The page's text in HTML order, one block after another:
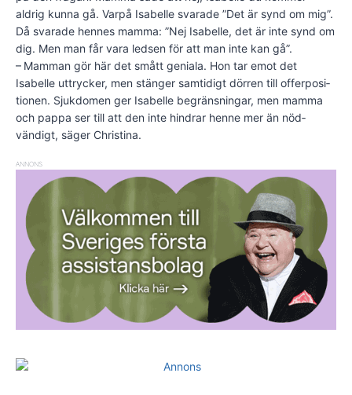
aldrig kunna gå. Varpå Isabelle svarade ”Det är synd om mig”.
Då svarade hennes mamma: ”Nej Isabelle, det är inte synd om
dig. Men man får vara ledsen för att man inte kan gå”.
– Mamman gör här det smått geniala. Hon tar emot det
Isabelle uttrycker, men stänger samtidigt dörren till offerposi­
tionen. Sjukdomen ger Isabelle begräns­ningar, men mamma
och pappa ser till att den inte hindrar henne mer än nöd­
vändigt, säger Christina.
ANNONS